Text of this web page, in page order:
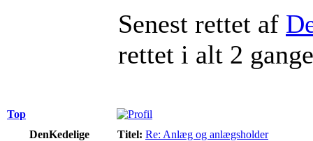
Senest rettet af
rettet i alt 2
Top
DenKedelige
Titel: Re: Anlæg og anlægsholder